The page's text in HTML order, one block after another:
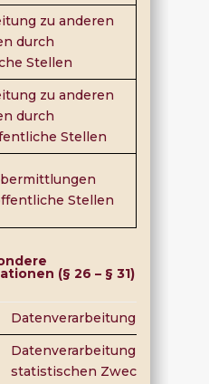
zu anderen
durch
Stellen
zu anderen
durch
Stellen
Stellen
(§ 26 – § 31)
Datenverarbeitung für
Datenverarbeitung zu
statistischen Zwecken